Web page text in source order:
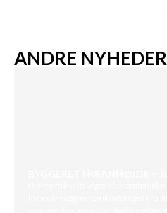
ANDRE NYHEDER